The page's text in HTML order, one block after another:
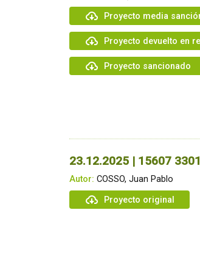
Proyecto media
Proyecto devuelto en
Proyecto sancionado
23.12.2025 | 15607
Autor: COSSO, Juan Pablo
Proyecto original